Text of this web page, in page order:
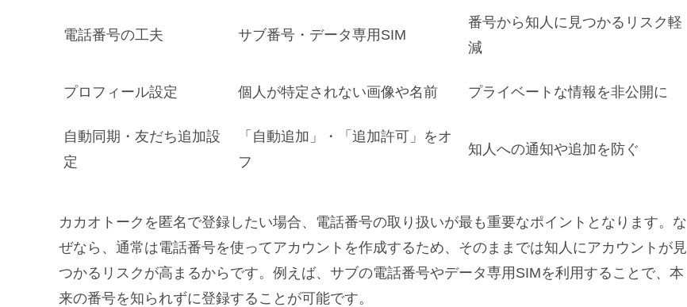
電話番号の工夫 サブ番号・データ専用SIM
番号から知人に見つかるリスク軽
減
プロフィール設定 個人が特定されない画像や名前 プライベートな情報を非公開に
自動同期・友だち追加設
定
「自動追加」・「追加許可」をオ
フ
知人への通知や追加を防ぐ
カカオトークを匿名で登録したい場合、電話番号の取り扱いが最も重要なポイントとなります。な
ぜなら、通常は電話番号を使ってアカウントを作成するため、そのままでは知人にアカウントが見
つかるリスクが高まるからです。例えば、サブの電話番号やデータ専用SIMを利用することで、本
来の番号を知られずに登録することが可能です。